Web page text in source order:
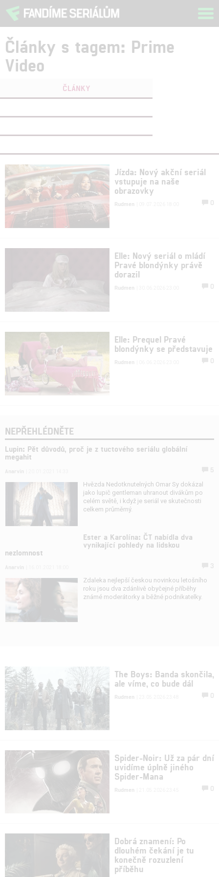
Články s tagem: Prime
Video
ČLÁNKY
Jízda: Nový akční seriál
vstupuje na naše
obrazovky
Rudmen 0
Elle: Nový seriál o mládí
Pravé blondýnky právě
dorazil
Rudmen 0
Elle: Prequel Pravé
blondýnky se představuje
Rudmen 0
NEPŘEHLÉDNĚTE
Lupin: Pět důvodů, proč je z tuctového seriálu globální
megahit
Hvězda Nedotknutelných Omar Sy dokázal
jako lupič gentleman uhranout divákům po
celém světě, i když je seriál ve skutečnosti
celkem průměrný.
Ester a Karolína: ČT nabídla dva
vynikající pohledy na lidskou
nezlomnost
Zdaleka nejlepší českou novinkou letošního
roku jsou dva zdánlivě obyčejné příběhy
známé moderátorky a běžné podnikatelky.
The Boys: Banda skončila,
ale víme, co bude dál
Rudmen 0
Spider-Noir: Už za pár dní
uvidíme úplně jiného
Spider-Mana
Rudmen 0
Dobrá znamení: Po
dlouhém čekání je tu
konečně rozuzlení
příběhu